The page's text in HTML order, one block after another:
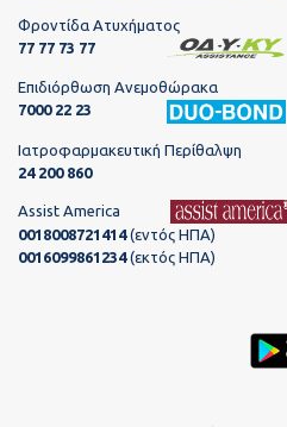
Φροντίδα Ατυχήματος
77 77 73 77
Επιδιόρθωση Ανεμοθώρακα
7000 22 23
Ιατροφαρμακευτική Περίθαλψη
24 200 860
Assist America
0018008721414(εντός ΗΠΑ)
0016099861234 (εκτός ΗΠΑ)